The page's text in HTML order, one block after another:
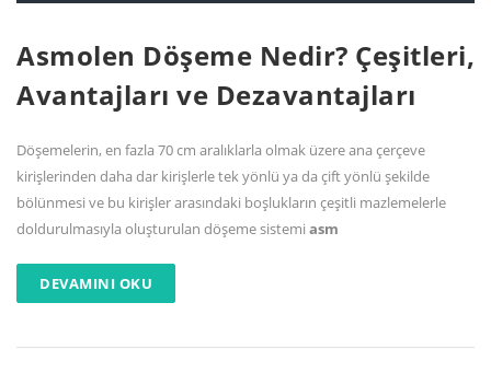
Asmolen Döşeme Nedir? Çeşitleri,
Avantajları ve Dezavantajları
Döşemelerin, en fazla 70 cm aralıklarla olmak üzere ana çerçeve
kirişlerinden daha dar kirişlerle tek yönlü ya da çift yönlü şekilde
bölünmesi ve bu kirişler arasındaki boşlukların çeşitli mazlemelerle
doldurulmasıyla oluşturulan döşeme sistemi asm
DEVAMINI OKU